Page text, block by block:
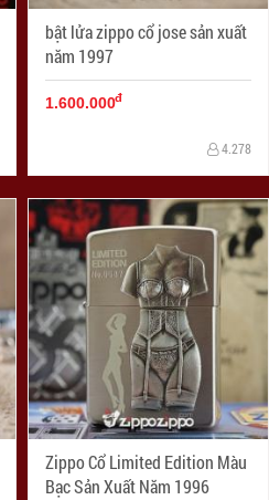
bật lửa zippo cổ jose sản xuất
năm 1997
1.600.000đ
4.278
Zippo Cổ Limited Edition Màu
Bạc Sản Xuất Năm 1996